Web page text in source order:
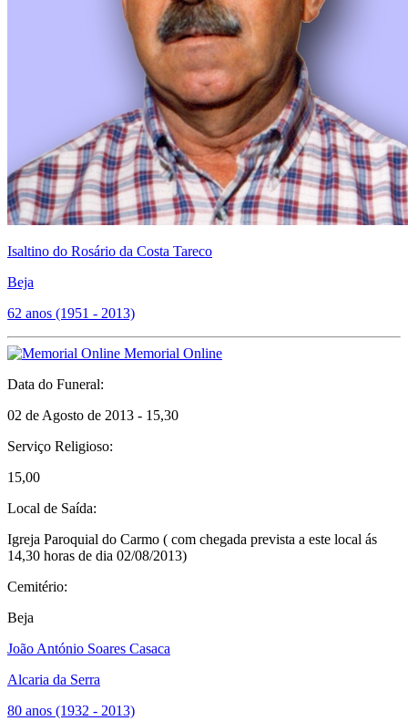
Isaltino do Rosário da Costa Tareco
Beja
62 anos (1951 - 2013)
Memorial Online
Data do Funeral:
02 de Agosto de 2013 - 15,30
Serviço Religioso:
15,00
Local de Saída:
Igreja Paroquial do Carmo ( com chegada prevista a este local ás
14,30 horas de dia 02/08/2013)
Cemitério:
Beja
João António Soares Casaca
Alcaria da Serra
80 anos (1932 - 2013)